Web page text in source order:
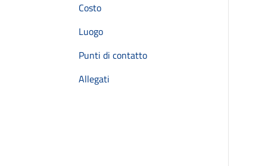
Costo
Luogo
Punti di contatto
Allegati